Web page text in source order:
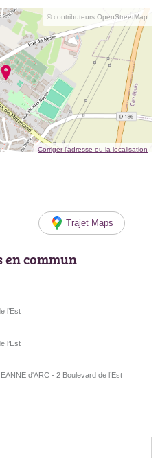
© contributeurs OpenStreetMap
Corriger l’adresse ou la localisation
Trajet Maps
commun
l’Est
l’Est
d'ARC - 2 Boulevard de l’Est